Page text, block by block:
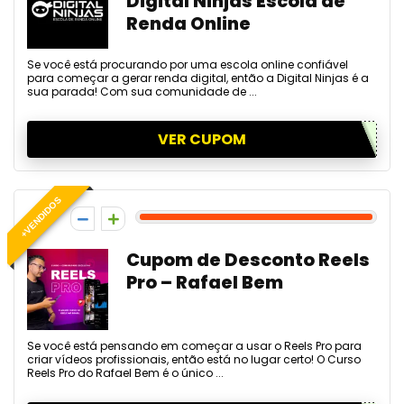
Renda Online
Se você está procurando por uma escola online confiável
para começar a gerar renda digital, então a Digital Ninjas é a
sua parada! Com sua comunidade de ...
VER CUPOM
+VENDIDOS
5
Cupom de Desconto Reels
Pro – Rafael Bem
Se você está pensando em começar a usar o Reels Pro para
criar vídeos profissionais, então está no lugar certo! O Curso
Reels Pro do Rafael Bem é o único ...